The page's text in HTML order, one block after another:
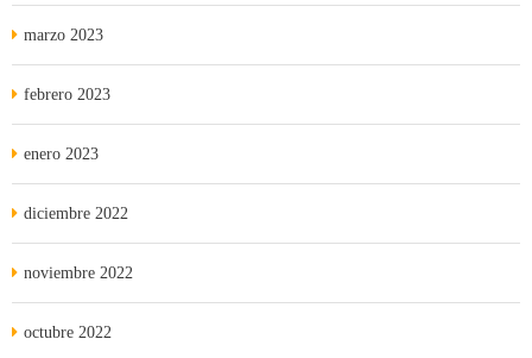
marzo 2023
febrero 2023
enero 2023
diciembre 2022
noviembre 2022
octubre 2022